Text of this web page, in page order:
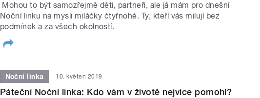
Mohou to být samozřejmě děti, partneři, ale já mám pro dnešní
Noční linku na mysli miláčky čtyřnohé. Ty, kteří vás milují bez
podmínek a za všech okolností.
Noční linka 10. květen 2019
Páteční Noční linka: Kdo vám v životě nejvíce pomohl?